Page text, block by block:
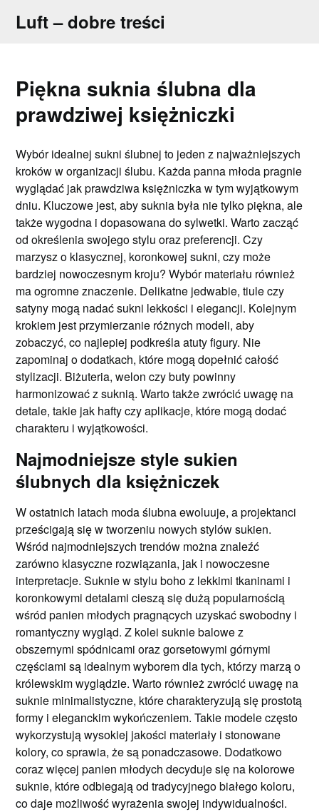
Luft – dobre treści
Piękna suknia ślubna dla
prawdziwej księżniczki
Wybór idealnej sukni ślubnej to jeden z najważniejszych
kroków w organizacji ślubu. Każda panna młoda pragnie
wyglądać jak prawdziwa księżniczka w tym wyjątkowym
dniu. Kluczowe jest, aby suknia była nie tylko piękna, ale
także wygodna i dopasowana do sylwetki. Warto zacząć
od określenia swojego stylu oraz preferencji. Czy
marzysz o klasycznej, koronkowej sukni, czy może
bardziej nowoczesnym kroju? Wybór materiału również
ma ogromne znaczenie. Delikatne jedwabie, tiule czy
satyny mogą nadać sukni lekkości i elegancji. Kolejnym
krokiem jest przymierzanie różnych modeli, aby
zobaczyć, co najlepiej podkreśla atuty figury. Nie
zapominaj o dodatkach, które mogą dopełnić całość
stylizacji. Biżuteria, welon czy buty powinny
harmonizować z suknią. Warto także zwrócić uwagę na
detale, takie jak hafty czy aplikacje, które mogą dodać
charakteru i wyjątkowości.
Najmodniejsze style sukien
ślubnych dla księżniczek
W ostatnich latach moda ślubna ewoluuje, a projektanci
prześcigają się w tworzeniu nowych stylów sukien.
Wśród najmodniejszych trendów można znaleźć
zarówno klasyczne rozwiązania, jak i nowoczesne
interpretacje. Suknie w stylu boho z lekkimi tkaninami i
koronkowymi detalami cieszą się dużą popularnością
wśród panien młodych pragnących uzyskać swobodny i
romantyczny wygląd. Z kolei suknie balowe z
obszernymi spódnicami oraz gorsetowymi górnymi
częściami są idealnym wyborem dla tych, którzy marzą o
królewskim wyglądzie. Warto również zwrócić uwagę na
suknie minimalistyczne, które charakteryzują się prostotą
formy i eleganckim wykończeniem. Takie modele często
wykorzystują wysokiej jakości materiały i stonowane
kolory, co sprawia, że są ponadczasowe. Dodatkowo
coraz więcej panien młodych decyduje się na kolorowe
suknie, które odbiegają od tradycyjnego białego koloru,
co daje możliwość wyrażenia swojej indywidualności.